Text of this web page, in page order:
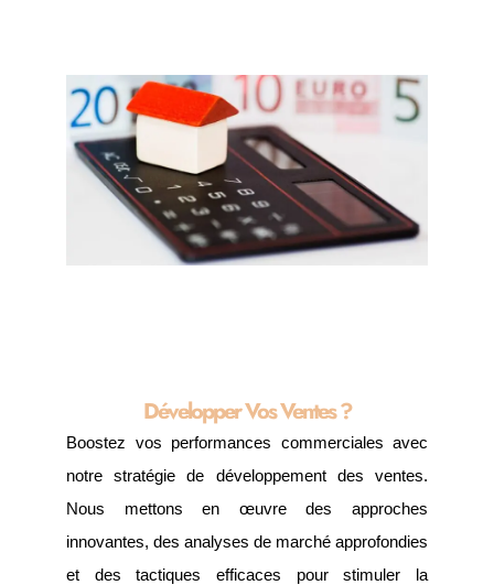
Développer Vos Ventes ?
Boostez vos performances commerciales avec
notre stratégie de développement des ventes.
Nous mettons en œuvre des approches
innovantes, des analyses de marché approfondies
et des tactiques efficaces pour stimuler la